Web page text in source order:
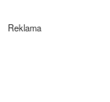
Reklama